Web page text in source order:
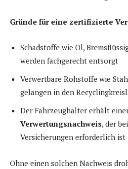
Gründe für eine zertifizierte
Schadstoffe wie Öl,
werden fachgerecht entsorgt
Verwertbare Rohstoffe wie
gelangen in den
Der Fahrzeughalter erhält
Verwertungsnachweis, der
Versicherungen erforderlich ist
Ohne einen solchen Nachweis